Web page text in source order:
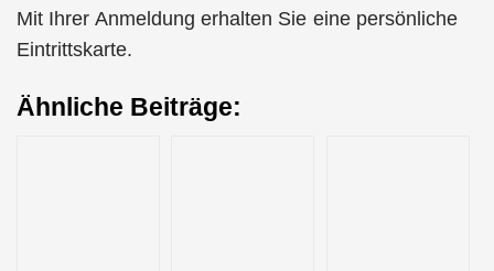
Mit Ihrer Anmeldung erhalten Sie eine persönliche
Eintrittskarte.
Ähnliche Beiträge: